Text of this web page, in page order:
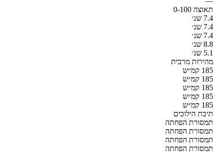
תאוצה 0-100
7.4 שנ׳
7.4 שנ׳
7.4 שנ׳
8.8 שנ׳
5.1 שנ׳
מהירות מרבית
185 קמ״ש
185 קמ״ש
185 קמ״ש
185 קמ״ש
185 קמ״ש
תיבת הילוכים
תמסורת הפחתה
תמסורת הפחתה
תמסורת הפחתה
תמסורת הפחתה